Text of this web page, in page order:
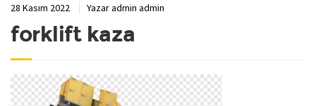
28 Kasım 2022 Yazaradmin admin
forklift kaza